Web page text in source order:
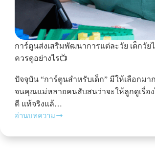
การ์ตูนส่งเสริมพัฒนาการแต่ละวัย เด็กวัย
ควรดูอย่างไร📺
ปัจจุบัน “การ์ตูนสำหรับเด็ก” มีให้เลือกมา
จนคุณแม่หลายคนสับสนว่าจะให้ลูกดูเรื่อ
ดี แท้จริงแล้…
อ่านบทความ